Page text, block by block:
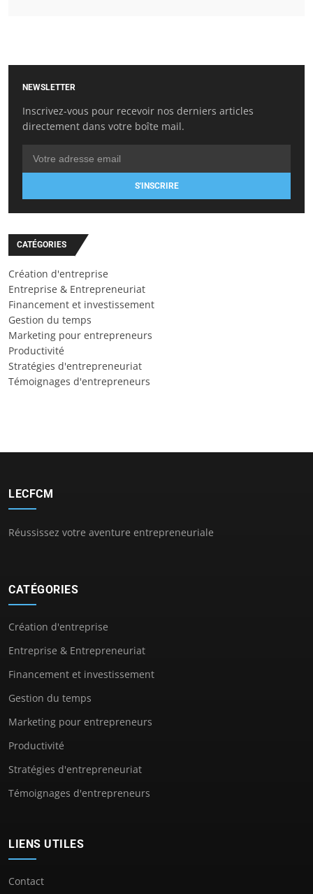
NEWSLETTER
Inscrivez-vous pour recevoir nos derniers articles
directement dans votre boîte mail.
S'INSCRIRE
CATÉGORIES
Création d'entreprise
Entreprise & Entrepreneuriat
Financement et investissement
Gestion du temps
Marketing pour entrepreneurs
Productivité
Stratégies d'entrepreneuriat
Témoignages d'entrepreneurs
LECFCM
Réussissez votre aventure entrepreneuriale
CATÉGORIES
Création d'entreprise
Entreprise & Entrepreneuriat
Financement et investissement
Gestion du temps
Marketing pour entrepreneurs
Productivité
Stratégies d'entrepreneuriat
Témoignages d'entrepreneurs
LIENS UTILES
Contact